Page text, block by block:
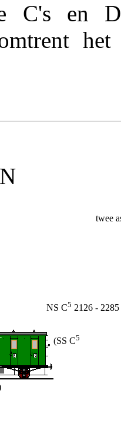
C's en
omtrent
twee
NS C5 2126 - 2285
(SS C5